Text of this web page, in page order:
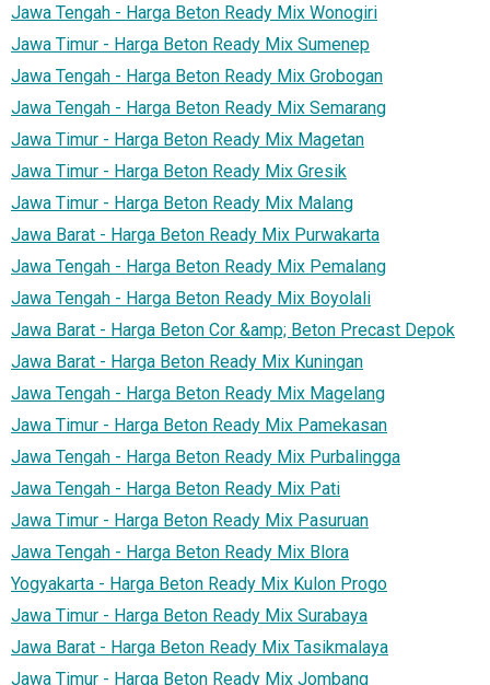
Jawa Tengah - Harga Beton Ready Mix Wonogiri
Jawa Timur - Harga Beton Ready Mix Sumenep
Jawa Tengah - Harga Beton Ready Mix Grobogan
Jawa Tengah - Harga Beton Ready Mix Semarang
Jawa Timur - Harga Beton Ready Mix Magetan
Jawa Timur - Harga Beton Ready Mix Gresik
Jawa Timur - Harga Beton Ready Mix Malang
Jawa Barat - Harga Beton Ready Mix Purwakarta
Jawa Tengah - Harga Beton Ready Mix Pemalang
Jawa Tengah - Harga Beton Ready Mix Boyolali
Jawa Barat - Harga Beton Cor &amp; Beton Precast Depok
Jawa Barat - Harga Beton Ready Mix Kuningan
Jawa Tengah - Harga Beton Ready Mix Magelang
Jawa Timur - Harga Beton Ready Mix Pamekasan
Jawa Tengah - Harga Beton Ready Mix Purbalingga
Jawa Tengah - Harga Beton Ready Mix Pati
Jawa Timur - Harga Beton Ready Mix Pasuruan
Jawa Tengah - Harga Beton Ready Mix Blora
Yogyakarta - Harga Beton Ready Mix Kulon Progo
Jawa Timur - Harga Beton Ready Mix Surabaya
Jawa Barat - Harga Beton Ready Mix Tasikmalaya
Jawa Timur - Harga Beton Ready Mix Jombang